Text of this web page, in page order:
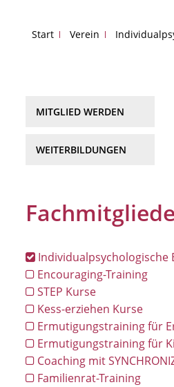
Start Verein
MITGLIED WERDEN
WEITERBILDUNGEN
Individualpsychologische
Encouraging-Training
STEP Kurse
Kess-erziehen Kurse
Ermutigungstraining für
Ermutigungstraining für
Coaching mit
Familienrat-Training